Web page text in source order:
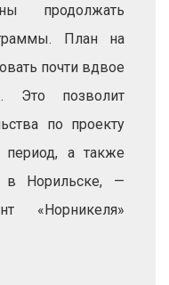
продолжать
План на
почти вдвое
Это позволит
по проекту
период, а также
в Норильске, —
«Норникеля»